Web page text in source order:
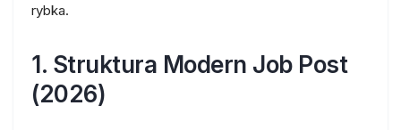
rybka.
1. Struktura Modern Job Post
(2026)